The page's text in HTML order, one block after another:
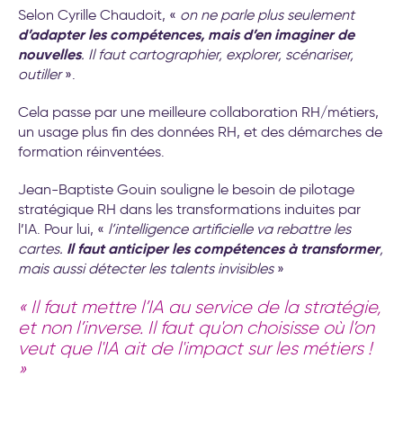
Selon Cyrille Chaudoit, « on ne parle plus seulement
d’adapter les compétences, mais d’en imaginer de
nouvelles. Il faut cartographier, explorer, scénariser,
outiller».
Cela passe par une meilleure collaboration RH/métiers,
un usage plus fin des données RH, et des démarches de
formation réinventées.
Jean-Baptiste Gouin souligne le besoin de pilotage
stratégique RH dans les transformations induites par
l’IA. Pour lui, « l’intelligence artificielle va rebattre les
cartes. Il faut anticiper les compétences à transformer,
mais aussi détecter les talents invisibles»
«Il faut mettre l’IA au service de la stratégie,
et non l’inverse. Il faut qu'on choisisse où l’on
veut que l'IA ait de l'impact sur les métiers !
»